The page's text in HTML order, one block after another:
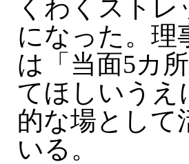
くわくスト
になった。理
は「当面5カ
てほしいうえ
的な場として
いる。